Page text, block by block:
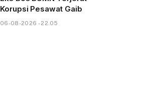
Korupsi Pesawat Gaib
06-08-2026 - 22.05